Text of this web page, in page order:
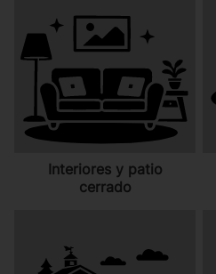
Interiores y patio
cerrado